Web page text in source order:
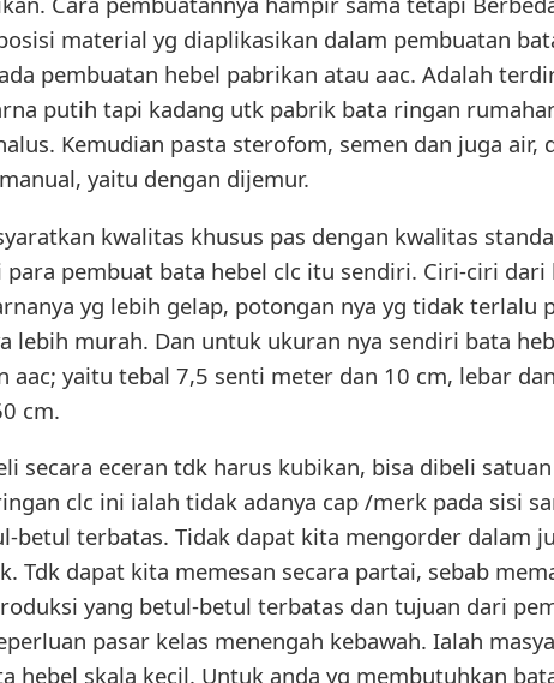
material yg diaplikasikan dalam pembuatan
pembuatan hebel pabrikan atau aac. Adalah
putih tapi kadang utk pabrik bata ringan
Kemudian pasta sterofom, semen dan juga air,
yaitu dengan dijemur.
kwalitas khusus pas dengan kwalitas
pembuat bata hebel clc itu sendiri. Ciri-ciri dari
yg lebih gelap, potongan nya yg tidak terlalu
lebih murah. Dan untuk ukuran nya sendiri bata
aac; yaitu tebal 7,5 senti meter dan 10 cm, lebar
cm.
secara eceran tdk harus kubikan, bisa dibeli
clc ini ialah tidak adanya cap /merk pada sisi
betul terbatas. Tidak dapat kita mengorder dalam
Tdk dapat kita memesan secara partai, sebab
yang betul-betul terbatas dan tujuan dari
pasar kelas menengah kebawah. Ialah
hebel skala kecil. Untuk anda yg membutuhkan